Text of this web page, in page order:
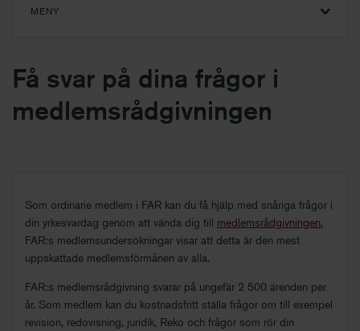
MENY
Få svar på dina frågor i
medlemsrådgivningen
Som ordinarie medlem i FAR kan du få hjälp med snåriga frågor i
din yrkesvardag genom att vända dig till medlemsrådgivningen.
FAR:s medlemsundersökningar visar att detta är den mest
uppskattade medlemsförmånen av alla.
FAR:s medlemsrådgivning svarar på ungefär 2 500 ärenden per
år. Som medlem kan du kostnadsfritt ställa frågor om till exempel
revision, redovisning, juridik, Reko och frågor som rör din